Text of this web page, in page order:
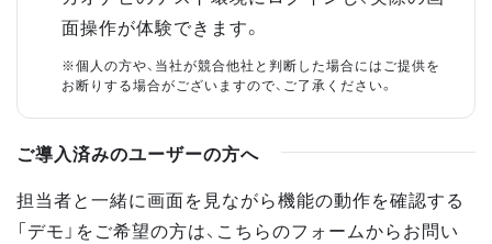
面操作が体験できます。
※個人の方や、当社が競合他社と判断した場合にはご提供を
お断りする場合がございますので、ご了承ください。
ご導入済みのユーザーの方へ
担当者と一緒に画面を見ながら機能の動作を確認する
「デモ」をご希望の方は、こちらのフォームからお問い